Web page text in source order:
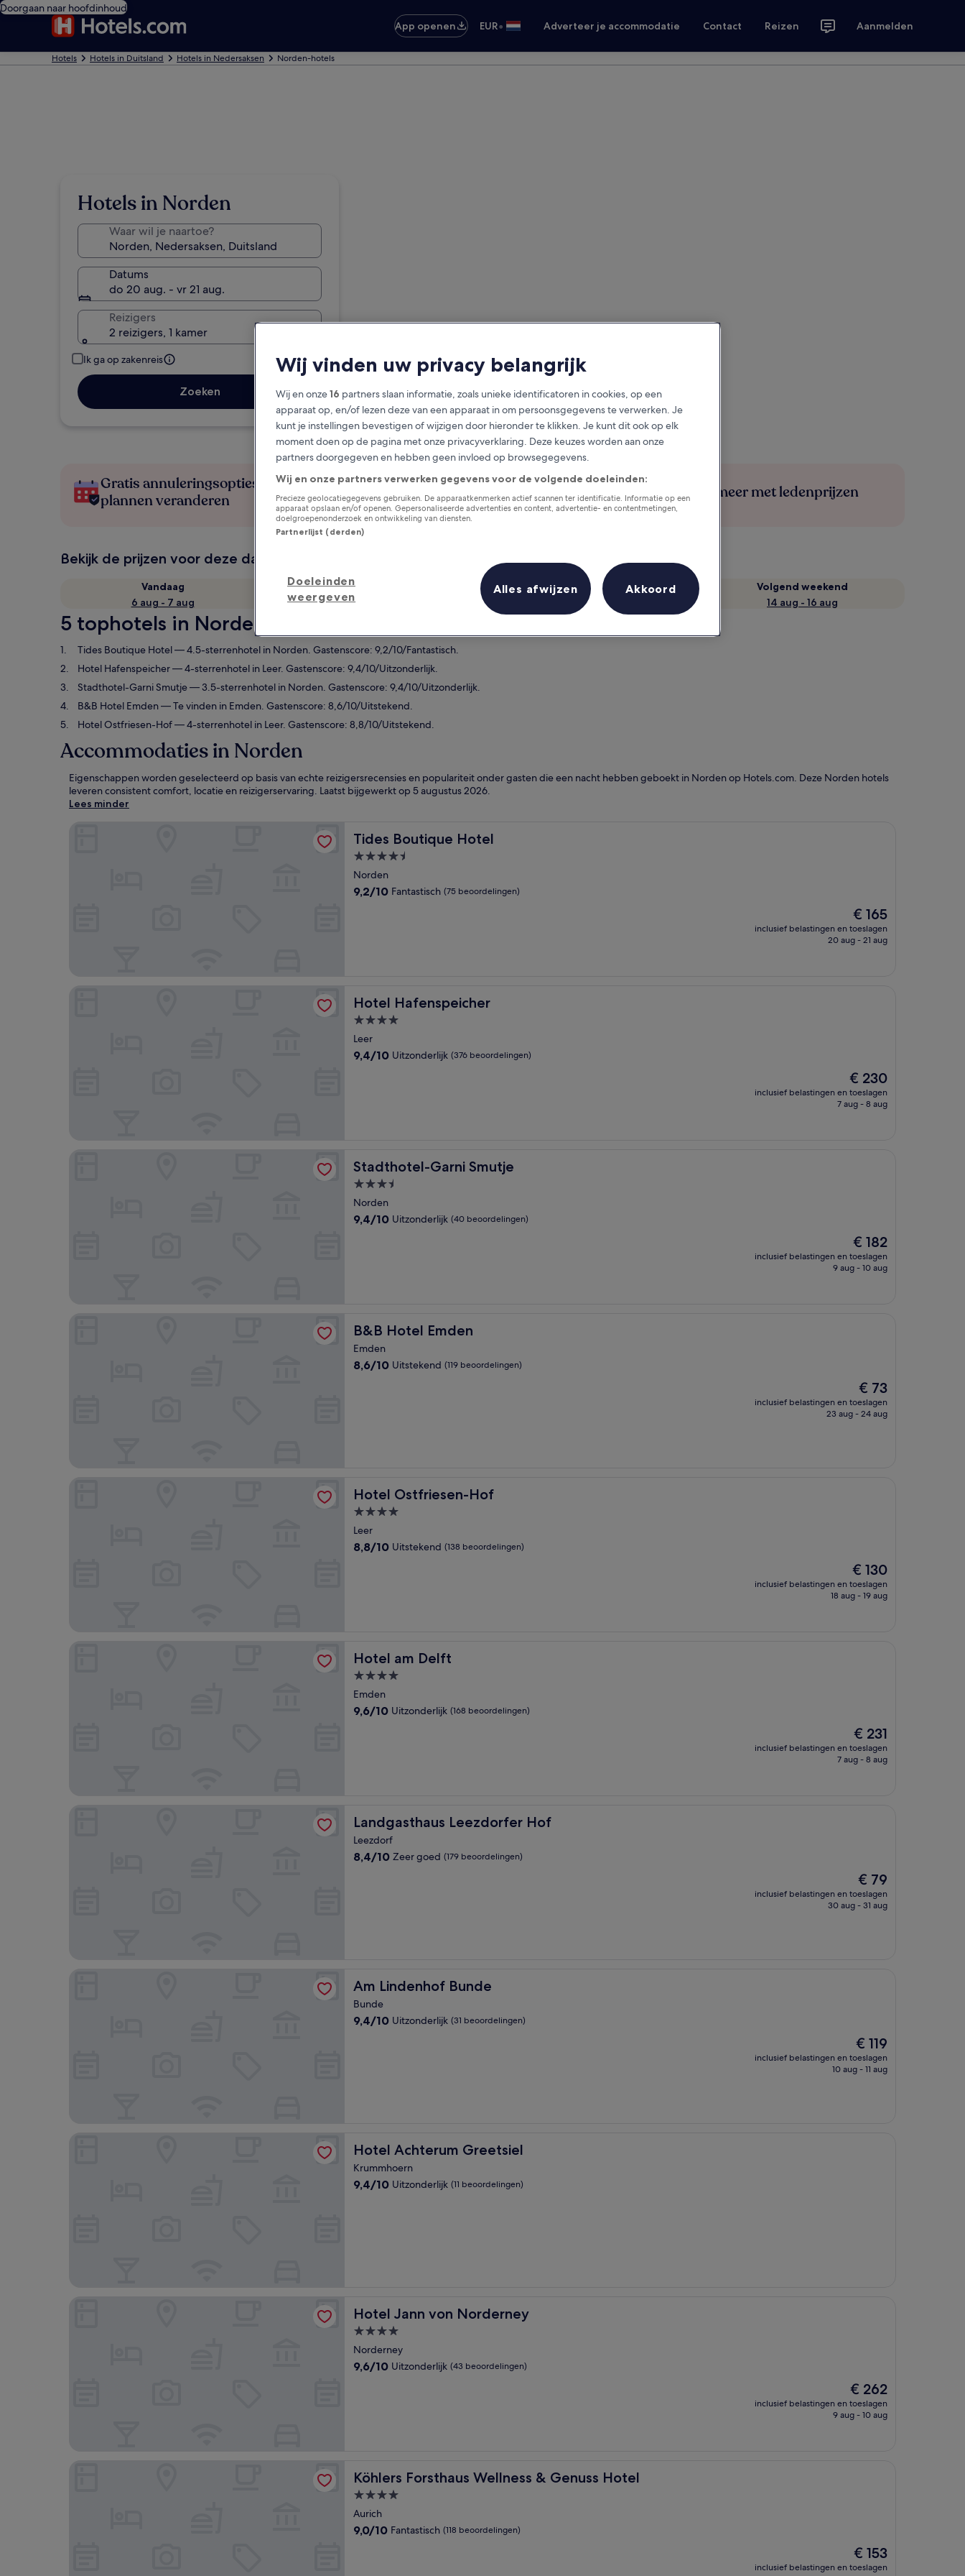
Doorgaan naar hoofdinhoud
App openen
EUR• Adverteer je accommodatie Contact Reizen Aanmelden
Hotels Hotels in Duitsland Hotels in Nedersaksen Norden-hotels
Hotels in Norden
Waar wil je naartoe?
Datums
do 20 aug. - vr 21 aug.
Reizigers
2 reizigers, 1 kamer
Ik ga op zakenreis
Zoeken
Gratis annuleringsopties als je
plannen veranderen
Verzamel beloningen voor elke
nacht van je verblijf
Bespaar meer met ledenprijzen
Bekijk de prijzen voor deze datums
Vandaag
6 aug - 7 aug
7 aug - 8 aug
Dit weekend
7 aug - 9 aug
Volgend weekend
14 aug - 16 aug
5 tophotels in Norden in een oogopslag
Tides Boutique Hotel— 4.5-sterrenhotel in Norden. Gastenscore: 9,2/10/Fantastisch.
Hotel Hafenspeicher— 4-sterrenhotel in Leer. Gastenscore: 9,4/10/Uitzonderlijk.
Stadthotel-Garni Smutje— 3.5-sterrenhotel in Norden. Gastenscore: 9,4/10/Uitzonderlijk.
B&B Hotel Emden— Te vinden in Emden. Gastenscore: 8,6/10/Uitstekend.
Hotel Ostfriesen-Hof— 4-sterrenhotel in Leer. Gastenscore: 8,8/10/Uitstekend.
Accommodaties in Norden
Eigenschappen worden geselecteerd op basis van echte reizigersrecensies en populariteit onder gasten die een nacht hebben geboekt in Norden op Hotels.com. Deze Norden hotels
leveren consistent comfort, locatie en reizigerservaring. Laatst bijgewerkt op 5 augustus 2026.
Lees minder
Tides Boutique Hotel
Tides Boutique Hotel
4.5-
sterrenaccommodatie
Norden
9.2
9,2/10 Fantastisch (75 beoordelingen)
De
prijs
is
€ 165
inclusief belastingen en toeslagen
20 aug - 21 aug
Hotel Hafenspeicher
Hotel Hafenspeicher
4.0-
sterrenaccommodatie
Leer
9.4
9,4/10 Uitzonderlijk (376 beoordelingen)
De
prijs
is
€ 230
inclusief belastingen en toeslagen
7 aug - 8 aug
Stadthotel-Garni Smutje
Stadthotel-Garni Smutje
3.5-
sterrenaccommodatie
Norden
9.4
9,4/10 Uitzonderlijk (40 beoordelingen)
De
prijs
is
€ 182
inclusief belastingen en toeslagen
9 aug - 10 aug
B&B Hotel Emden
B&B Hotel Emden
Emden
8.6
8,6/10 Uitstekend (119 beoordelingen)
De
prijs
is
€ 73
inclusief belastingen en toeslagen
23 aug - 24 aug
Hotel Ostfriesen-Hof
Hotel Ostfriesen-Hof
4.0-
sterrenaccommodatie
Leer
8.8
8,8/10 Uitstekend (138 beoordelingen)
De
prijs
is
€ 130
inclusief belastingen en toeslagen
18 aug - 19 aug
Hotel am Delft
Hotel am Delft
4.0-
sterrenaccommodatie
Emden
9.6
9,6/10 Uitzonderlijk (168 beoordelingen)
De
prijs
is
€ 231
inclusief belastingen en toeslagen
7 aug - 8 aug
Landgasthaus Leezdorfer Hof
Landgasthaus Leezdorfer Hof
Leezdorf
8.4
8,4/10 Zeer goed (179 beoordelingen)
De
prijs
is
€ 79
inclusief belastingen en toeslagen
30 aug - 31 aug
Am Lindenhof Bunde
Am Lindenhof Bunde
Bunde
9.4
9,4/10 Uitzonderlijk (31 beoordelingen)
De
prijs
is
€ 119
inclusief belastingen en toeslagen
10 aug - 11 aug
Hotel Achterum Greetsiel
Hotel Achterum Greetsiel
Krummhoern
9.4
9,4/10 Uitzonderlijk (11 beoordelingen)
Hotel Jann von Norderney
Hotel Jann von Norderney
4.0-
sterrenaccommodatie
Norderney
9.6
9,6/10 Uitzonderlijk (43 beoordelingen)
De
prijs
is
€ 262
inclusief belastingen en toeslagen
9 aug - 10 aug
Köhlers Forsthaus Wellness & Genuss Hotel
Köhlers Forsthaus Wellness & Genuss Hotel
4.0-
sterrenaccommodatie
Aurich
9.0
9,0/10 Fantastisch (118 beoordelingen)
De
prijs
€ 153
inclusief belastingen en toeslagen
Wij vinden uw privacy belangrijk
Wij en onze16 partners slaan informatie, zoals unieke identificatoren in cookies, op een
apparaat op, en/of lezen deze van een apparaat in om persoonsgegevens te verwerken. Je
kunt je instellingen bevestigen of wijzigen door hieronder te klikken. Je kunt dit ook op elk
moment doen op de pagina met onze privacyverklaring. Deze keuzes worden aan onze
partners doorgegeven en hebben geen invloed op browsegegevens.
Wij en onze partners verwerken gegevens voor de volgende doeleinden:
Precieze geolocatiegegevens gebruiken. De apparaatkenmerken actief scannen ter identificatie. Informatie op een
apparaat opslaan en/of openen. Gepersonaliseerde advertenties en content, advertentie- en contentmetingen,
doelgroepenonderzoek en ontwikkeling van diensten.
Partnerlijst (derden)
Doeleinden
weergeven
Alles afwijzen Akkoord